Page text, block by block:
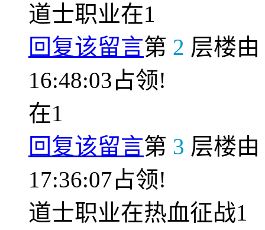
道士职业在1
回复该留言第 2 层楼由
16:48:03占领!
在1
回复该留言第 3 层楼由
17:36:07占领!
道士职业在热血征战1